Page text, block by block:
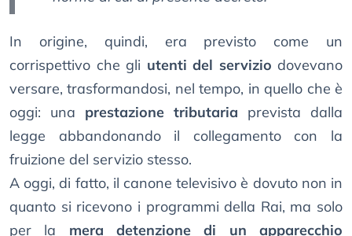
In origine, quindi, era previsto come un
corrispettivo che gli utenti del servizio dovevano
versare, trasformandosi, nel tempo, in quello che è
oggi: una prestazione tributaria prevista dalla
legge abbandonando il collegamento con la
fruizione del servizio stesso.
A oggi, di fatto, il canone televisivo è dovuto non in
quanto si ricevono i programmi della Rai, ma solo
per la mera detenzione di un apparecchio